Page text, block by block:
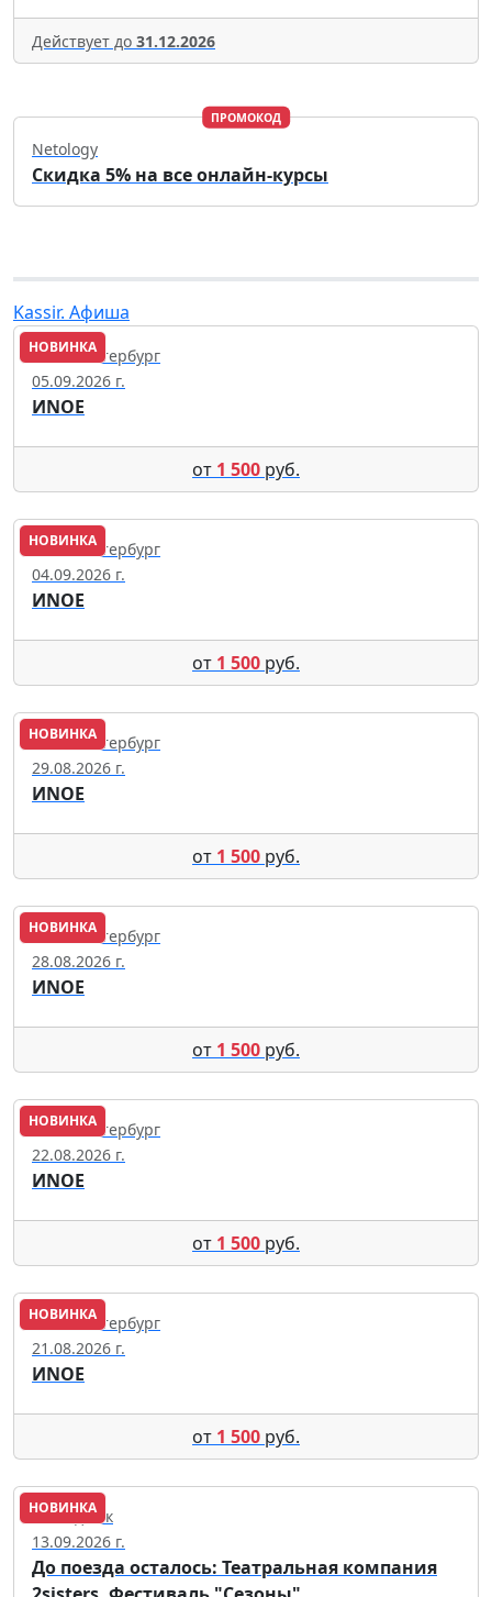
Действует до 31.12.2026
ПРОМОКОД
Netology
Скидка 5% на все онлайн-курсы
Kassir. Афиша
НОВИНКА
Санкт-Петербург
05.09.2026 г.
ИNОЕ
от 1 500 руб.
НОВИНКА
Санкт-Петербург
04.09.2026 г.
ИNОЕ
от 1 500 руб.
НОВИНКА
Санкт-Петербург
29.08.2026 г.
ИNОЕ
от 1 500 руб.
НОВИНКА
Санкт-Петербург
28.08.2026 г.
ИNОЕ
от 1 500 руб.
НОВИНКА
Санкт-Петербург
22.08.2026 г.
ИNОЕ
от 1 500 руб.
НОВИНКА
Санкт-Петербург
21.08.2026 г.
ИNОЕ
от 1 500 руб.
НОВИНКА
Геленджик
13.09.2026 г.
До поезда осталось: Театральная компания